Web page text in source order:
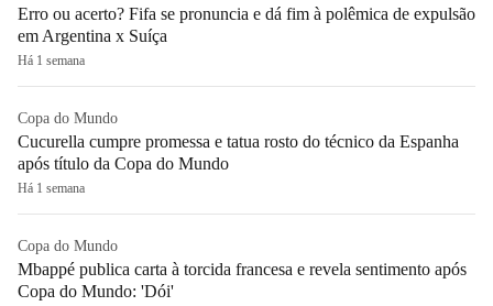
Erro ou acerto? Fifa se pronuncia e dá fim à polêmica de expulsão
em Argentina x Suíça
Há 1 semana
Copa do Mundo
Cucurella cumpre promessa e tatua rosto do técnico da Espanha
após título da Copa do Mundo
Há 1 semana
Copa do Mundo
Mbappé publica carta à torcida francesa e revela sentimento após
Copa do Mundo: 'Dói'